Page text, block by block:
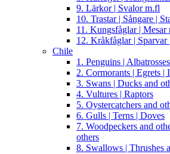
9. Lärkor | Svalor m.fl
10. Trastar | Sångare |
11. Kungsfåglar | Mesar
12. Kråkfåglar | Sparvar
Chile
1. Penguins |
2. Cormorants | Egrets |
3. Swans | Ducks and
4. Vultures | Raptors
5. Oystercatchers and
6. Gulls | Terns | Doves
7. Woodpeckers and
others
8. Swallows | Thrushes